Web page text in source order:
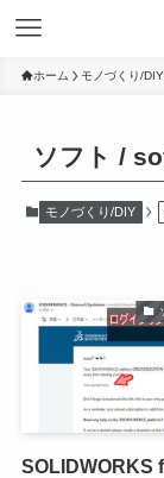
ホーム モノづくり/DIY
ソフト /
モノづくり/DIY
SOLIDWORKS